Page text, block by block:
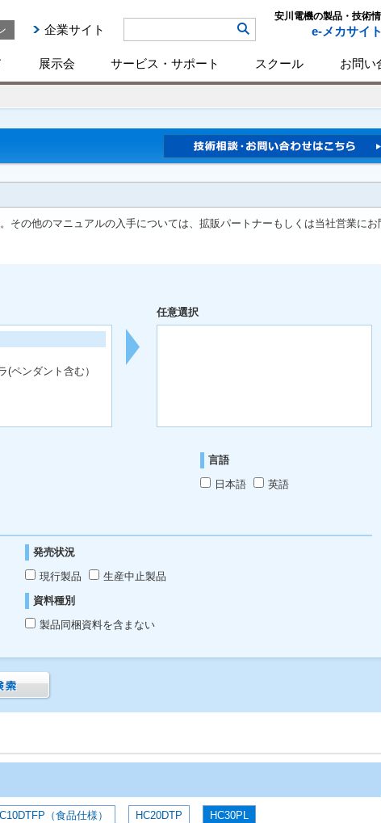
企業サイト
安川電機の製品・技術
e-メカサイト
展示会 サービス・サポート スクール お問い
の他のマニュアルの入手については、拡販パートナーもしくは当社営業にお
(ペンダント含む）
任意選択
言語
日本語
英語
発売状況
現行製品
生産中止製品
資料種別
製品同梱資料を含まない
（食品仕様） HC20DTP HC30PL